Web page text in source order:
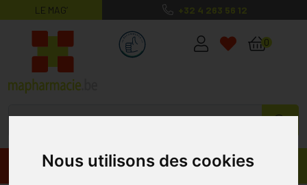
Nous utilisons des cookies
LE MAG’ +32 4 263 56 12
MaPharmacie.be ma santé, mes
0
Promos Produits